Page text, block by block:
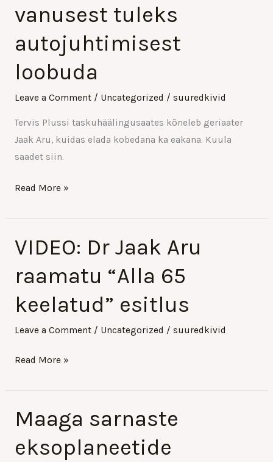
vanusest tuleks
autojuhtimisest
loobuda
Leave a Comment / Uncategorized / suuredkivid
Tervis Plussi taskuhäälingusaates kõneleb geriaater
Jaak Aru, kuidas elada kobedana ka eakana. Kuula
saadet siin.
Jaak
teatud
vanusest
loobuda
Read More »
VIDEO: Dr Jaak Aru
raamatu “Alla 65
keelatud” esitlus
Leave a Comment / Uncategorized / suuredkivid
VIDEO:
Dr
Jaak
raamatu
“Alla
keelatud”
Read More »
Maaga sarnaste
eksoplaneetide
Maaga
eksoplaneetide